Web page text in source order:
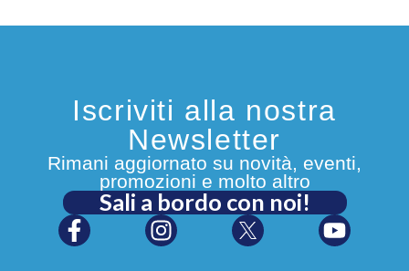
Iscriviti alla nostra
Newsletter
Rimani aggiornato su novità, eventi,
promozioni e molto altro
Sali a bordo con noi!